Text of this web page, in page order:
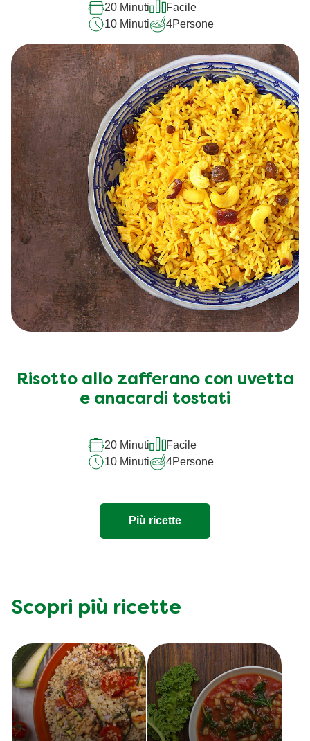
20 Minuti
Facile
10 Minuti
4Persone
Risotto allo zafferano con uvetta
e anacardi tostati
20 Minuti
Facile
10 Minuti
4Persone
Più ricette
Scopri più ricette